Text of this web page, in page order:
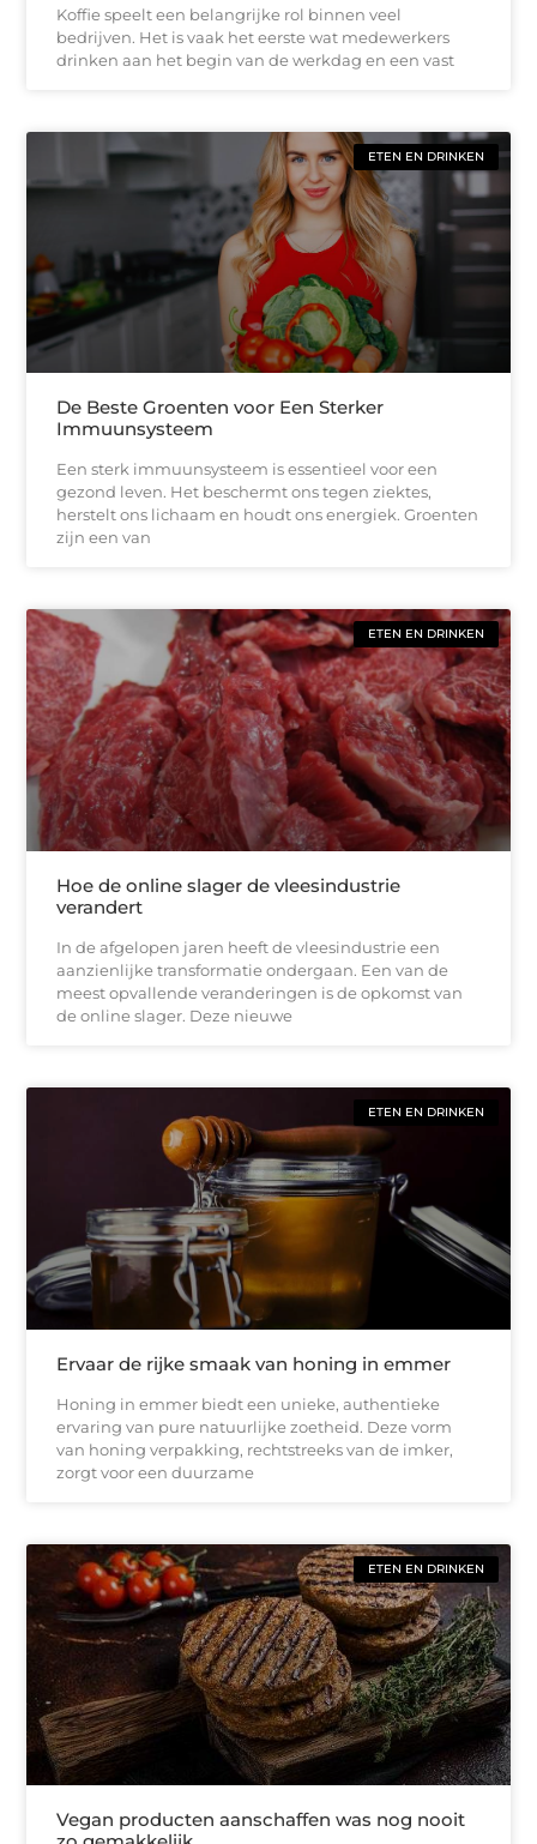
Koffie speelt een belangrijke rol binnen veel
bedrijven. Het is vaak het eerste wat medewerkers
drinken aan het begin van de werkdag en een vast
ETEN EN DRINKEN
De Beste Groenten voor Een Sterker
Immuunsysteem
Een sterk immuunsysteem is essentieel voor een
gezond leven. Het beschermt ons tegen ziektes,
herstelt ons lichaam en houdt ons energiek. Groenten
zijn een van
ETEN EN DRINKEN
Hoe de online slager de vleesindustrie
verandert
In de afgelopen jaren heeft de vleesindustrie een
aanzienlijke transformatie ondergaan. Een van de
meest opvallende veranderingen is de opkomst van
de online slager. Deze nieuwe
ETEN EN DRINKEN
Ervaar de rijke smaak van honing in emmer
Honing in emmer biedt een unieke, authentieke
ervaring van pure natuurlijke zoetheid. Deze vorm
van honing verpakking, rechtstreeks van de imker,
zorgt voor een duurzame
ETEN EN DRINKEN
Vegan producten aanschaffen was nog nooit